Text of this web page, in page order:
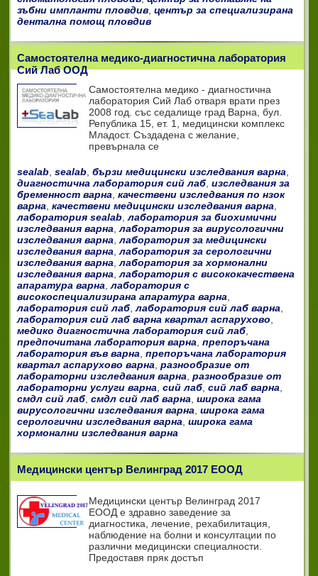
зъбни импланти пловдив, център за специализирана
дентална помощ пловдив
Самостоятелна медико-диагностична лаборатория
Сий Лаб ООД
Самостоятелна медико - диагностична
лаборатория Сий Лаб отваря врати през
2008 год. със седалище град Варна, бул.
Република 15, ет. 1, медицински комплекс
Младост. Създадена с желание,
превърнала се
sealab, sealab, бързи медицински изследвания варна
диагностична лаборатория сий лаб, изследвания за
бременност варна качествени изследвания по нзок
варна качествени медицински изследвания варна
лаборатория sealab,лаборатория за биохимични
изследвания варна ,лаборатория за вирусологични
изследвания варна ,лаборатория за медицински
изследвания варна ,лаборатория за серологични
изследвания варна ,лаборатория за хормонални
изследвания варна ,лаборатория с висококачествена
апаратура варна ,лаборатория с
високоспециализирана апаратура варна
лаборатория сий лаб,лаборатория сий лаб варна
лаборатория сий лаб варна квартал аспарухово
медико диагностична лаборатория сий лаб,
предпочитана лаборатория варна препоръчана
лаборатория във варна препоръчана лаборатория
квартал аспарухово варна разнообразие от
лабораторни изследвания варна разнообразие от
лабораторни услуги варна сий лаб, сий лаб варна
смдл сий лаб, смдл сий лаб варна широка гама
вирусологични изследвания варна широка гама
серологични изследвания варна широка гама
хормонални изследвания варна
Медицински център Велинград 2017 ЕООД
Медицински център Велинград 2017
ЕООД е здравно заведение за
диагностика, лечение, рехабилитация,
наблюдение на болни и консултации по
различни медицински специалности.
Предоставя пряк достъп